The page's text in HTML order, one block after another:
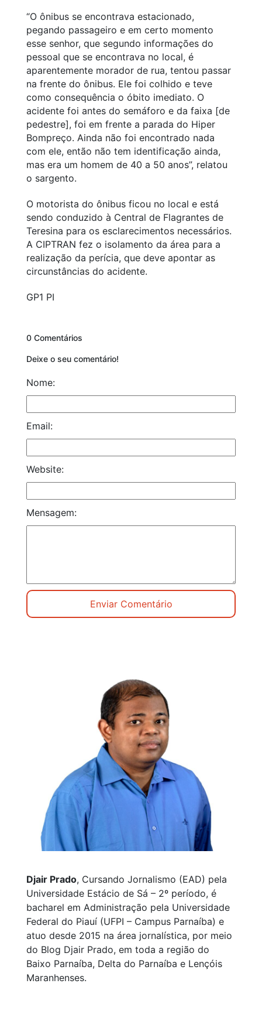
“O ônibus se encontrava estacionado,
pegando passageiro e em certo momento
esse senhor, que segundo informações do
pessoal que se encontrava no local, é
aparentemente morador de rua, tentou passar
na frente do ônibus. Ele foi colhido e teve
como consequência o óbito imediato. O
acidente foi antes do semáforo e da faixa [de
pedestre], foi em frente a parada do Hiper
Bompreço. Ainda não foi encontrado nada
com ele, então não tem identificação ainda,
mas era um homem de 40 a 50 anos”, relatou
o sargento.
O motorista do ônibus ficou no local e está
sendo conduzido à Central de Flagrantes de
Teresina para os esclarecimentos necessários.
A CIPTRAN fez o isolamento da área para a
realização da perícia, que deve apontar as
circunstâncias do acidente.
GP1 PI
0 Comentários
Deixe o seu comentário!
Nome:
Email:
Website:
Mensagem:
Djair Prado, Cursando Jornalismo (EAD) pela
Universidade Estácio de Sá – 2º período, é
bacharel em Administração pela Universidade
Federal do Piauí (UFPI – Campus Parnaíba) e
atuo desde 2015 na área jornalística, por meio
do Blog Djair Prado, em toda a região do
Baixo Parnaíba, Delta do Parnaíba e Lençóis
Maranhenses.